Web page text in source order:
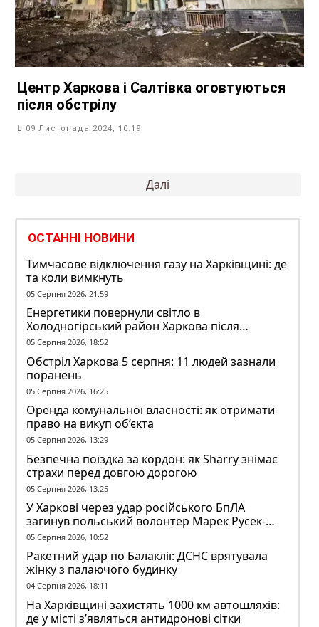
Центр Харкова і Салтівка оговтуються
після обстрілу
09 Листопада 2024, 10:19
Далі
ОСТАННІ НОВИНИ
Тимчасове відключення газу на Харківщині: де
та коли вимкнуть
05 Серпня 2026, 21:59
Енергетики повернули світло в
Холодногірський район Харкова після
ворожого обстрілу
05 Серпня 2026, 18:52
Обстріл Харкова 5 серпня: 11 людей зазнали
поранень
05 Серпня 2026, 16:25
Оренда комунальної власності: як отримати
право на викуп об’єкта
05 Серпня 2026, 13:29
Безпечна поїздка за кордон: як Sharry знімає
страхи перед довгою дорогою
05 Серпня 2026, 13:25
У Харкові через удар російського БпЛА
загинув польський волонтер Марек Русек-
Вольський
05 Серпня 2026, 10:52
Ракетний удар по Балаклії: ДСНС врятувала
жінку з палаючого будинку
04 Серпня 2026, 18:11
На Харківщині захистять 1000 км автошляхів:
де у місті з’являться антидронові сітки